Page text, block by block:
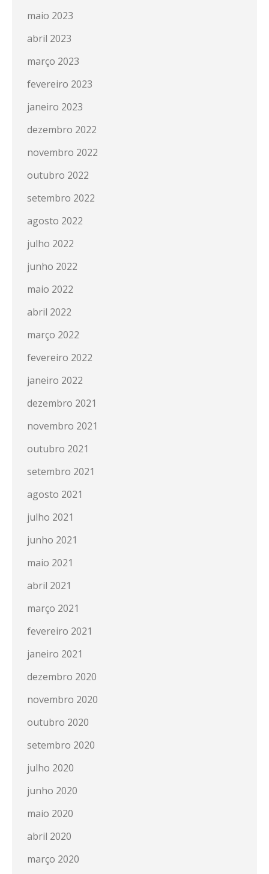
maio 2023
abril 2023
março 2023
fevereiro 2023
janeiro 2023
dezembro 2022
novembro 2022
outubro 2022
setembro 2022
agosto 2022
julho 2022
junho 2022
maio 2022
abril 2022
março 2022
fevereiro 2022
janeiro 2022
dezembro 2021
novembro 2021
outubro 2021
setembro 2021
agosto 2021
julho 2021
junho 2021
maio 2021
abril 2021
março 2021
fevereiro 2021
janeiro 2021
dezembro 2020
novembro 2020
outubro 2020
setembro 2020
julho 2020
junho 2020
maio 2020
abril 2020
março 2020